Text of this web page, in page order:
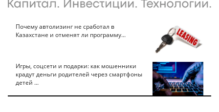
Почему автолизинг не сработал в
Казахстане и отменят ли программу...
Игры, соцсети и подарки: как мошенники
крадут деньги родителей через смартфоны
детей ...